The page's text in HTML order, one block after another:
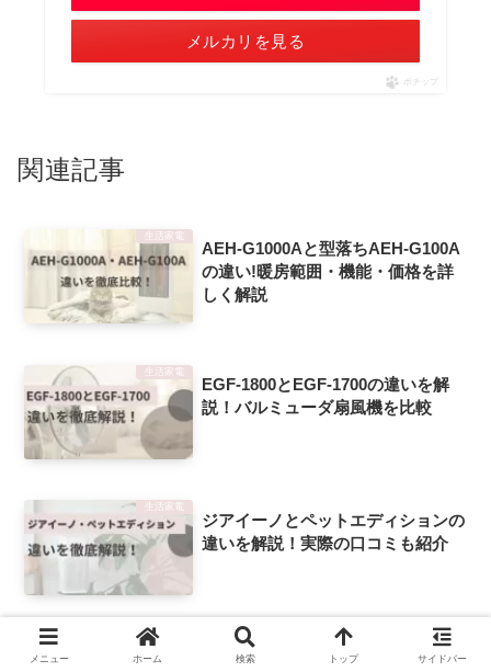
メルカリを見る
ポチップ
関連記事
AEH-G1000Aと型落ちAEH-G100A
の違い!暖房範囲・機能・価格を詳
しく解説
EGF-1800とEGF-1700の違いを解
説！バルミューダ扇風機を比較
生活家電
ジアイーノとペットエディションの
違いを解説！実際の口コミも紹介
生活家電
CW-F1624RとCW-1624Rの違いを
メニュー ホーム 検索 トップ サイドバー